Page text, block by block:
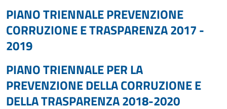
PIANO TRIENNALE PREVENZIONE
CORRUZIONE E TRASPARENZA 2017 -
2019
PIANO TRIENNALE PER LA
PREVENZIONE DELLA CORRUZIONE E
DELLA TRASPARENZA 2018-2020